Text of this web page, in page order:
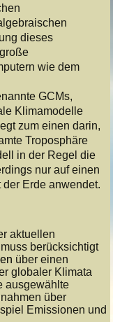
dieses
wie dem
GCMs,
Klimamodelle
zum einen darin,
Troposphäre
in der Regel die
nur auf einen
Erde anwendet.
aktuellen
berücksichtigt
über einen
globaler Klimata
ausgewählte
über
Emissionen und